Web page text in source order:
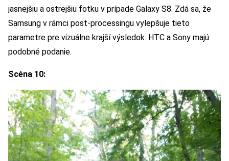
jasnejšiu a ostrejšiu fotku v prípade Galaxy S8. Zdá sa, že
Samsung v rámci post-processingu vylepšuje tieto
parametre pre vizuálne krajší výsledok. HTC a Sony majú
podobné podanie.
Scéna 10: